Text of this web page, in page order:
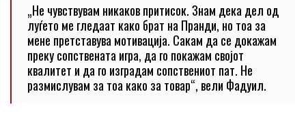
„Не чувствувам никаков притисок. Знам дека дел од
луѓето ме гледаат како брат на Пранди, но тоа за
мене претставува мотивација. Сакам да се докажам
преку сопствената игра, да го покажам својот
квалитет и да го изградам сопствениот пат. Не
размислувам за тоа како за товар“, вели Фадуил.